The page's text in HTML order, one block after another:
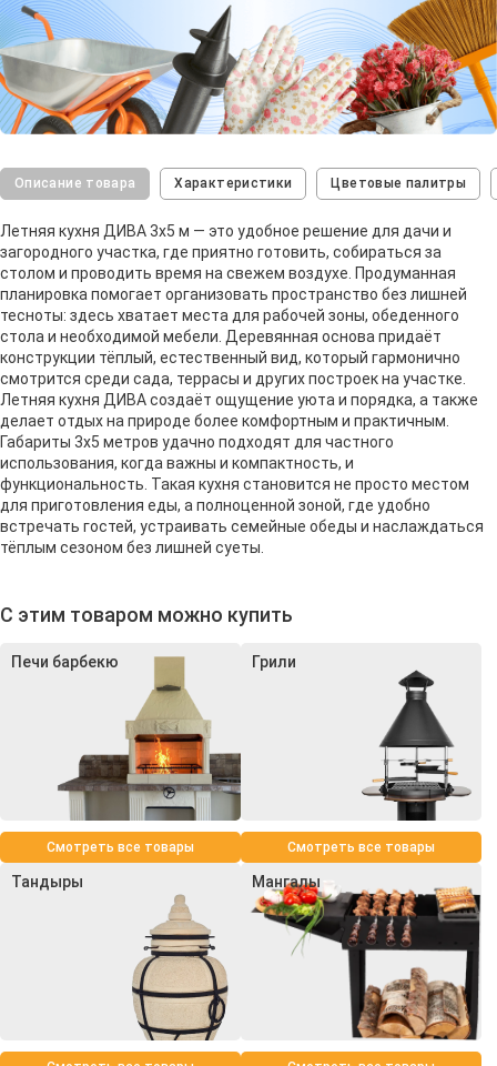
Описание товара Характеристики Цветовые палитры
Летняя кухня ДИВА 3х5 м — это удобное решение для дачи и
загородного участка, где приятно готовить, собираться за
столом и проводить время на свежем воздухе. Продуманная
планировка помогает организовать пространство без лишней
тесноты: здесь хватает места для рабочей зоны, обеденного
стола и необходимой мебели. Деревянная основа придаёт
конструкции тёплый, естественный вид, который гармонично
смотрится среди сада, террасы и других построек на участке.
Летняя кухня ДИВА создаёт ощущение уюта и порядка, а также
делает отдых на природе более комфортным и практичным.
Габариты 3х5 метров удачно подходят для частного
использования, когда важны и компактность, и
функциональность. Такая кухня становится не просто местом
для приготовления еды, а полноценной зоной, где удобно
встречать гостей, устраивать семейные обеды и наслаждаться
тёплым сезоном без лишней суеты.
С этим товаром можно купить
Печи барбекю
Смотреть все товары
Грили
Смотреть все товары
Тандыры Мангалы